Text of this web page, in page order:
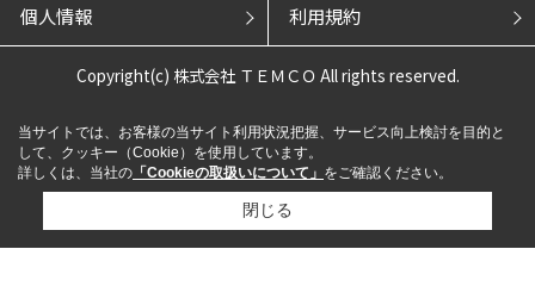
個人情報 利用規約
Copyright(c) 株式会社 ＴＥＭＣＯ All rights reserved.
当サイトでは、お客様の当サイト利用状況把握、サービス向上検討を目的と
して、クッキー（Cookie）を使用しています。
詳しくは、当社の 「Cookieの取扱いについて」 をご確認ください。
閉じる